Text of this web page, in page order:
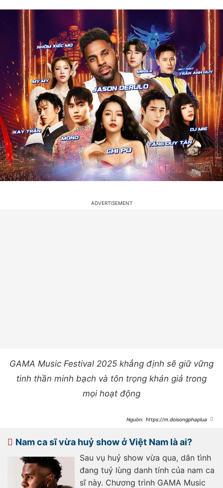
GAMA Music Festival 2025 khẳng định sẽ giữ vững
tinh thần minh bạch và tôn trọng khán giả trong
mọi hoạt động
https://m.doisongphapluat.n
viet-nam-phat-ngon-sai-su-that-
a549236.html
Nam ca sĩ vừa huỷ show ở Việt Nam là ai?
Sau vụ huỷ show vừa qua, dân tình
đang tuỷ lùng danh tính của nam ca
sĩ này. Chương trình GAMA Music